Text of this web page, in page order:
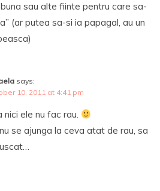
sau alte fiinte pentru care sa-
(ar putea sa-si ia papagal, au un
says:
10, 2011 at 4:41 pm
nici ele nu fac rau.
se ajunga la ceva atat de rau, sa